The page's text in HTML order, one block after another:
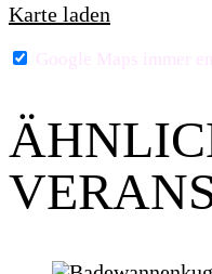
Karte laden
Google Maps immer